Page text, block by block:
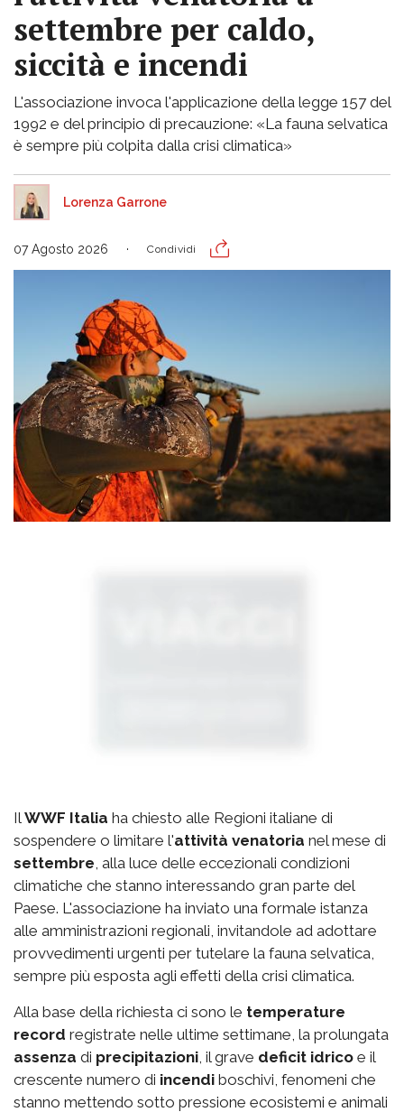
settembre per caldo,
siccità e incendi
L'associazione invoca l'applicazione della legge 157 del
1992 e del principio di precauzione: «La fauna selvatica
è sempre più colpita dalla crisi climatica»
Lorenza Garrone
07 Agosto 2026 Condividi
IlWWF Italia ha chiesto alle Regioni italiane di
sospendere o limitare l'attività venatoria nel mese di
settembre, alla luce delle eccezionali condizioni
climatiche che stanno interessando gran parte del
Paese. L'associazione ha inviato una formale istanza
alle amministrazioni regionali, invitandole ad adottare
provvedimenti urgenti per tutelare la fauna selvatica,
sempre più esposta agli effetti della crisi climatica.
Alla base della richiesta ci sono le temperature
record registrate nelle ultime settimane, la prolungata
assenza di precipitazioni, il grave deficit idrico e il
crescente numero di incendi boschivi, fenomeni che
stanno mettendo sotto pressione ecosistemi e animali